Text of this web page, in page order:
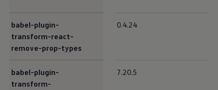
babel-plugin-
transform-react-
remove-prop-types
0.4.24
babel-plugin-
transform-
7.20.5